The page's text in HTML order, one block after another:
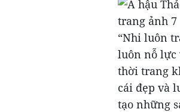
“Nhi luôn
luôn nỗ lực
thời trang
cái đẹp và
tạo những